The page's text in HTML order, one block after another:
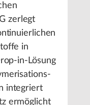
zerlegt
in
in-Lösung
integriert
ermöglicht